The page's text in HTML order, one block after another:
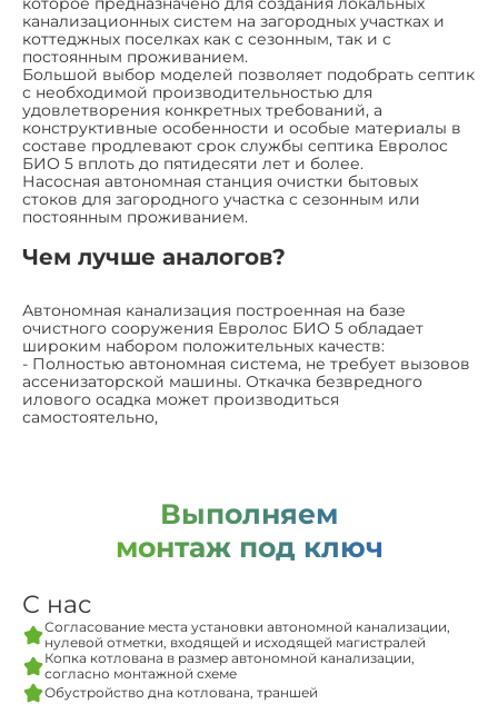
канализационных систем на загородных участках и
коттеджных поселках как с сезонным, так и с
постоянным проживанием.
Большой выбор моделей позволяет подобрать септик
с необходимой производительностью для
удовлетворения конкретных требований, а
конструктивные особенности и особые материалы в
составе продлевают срок службы септика Евролос
БИО 5 вплоть до пятидесяти лет и более.
Насосная автономная станция очистки бытовых
стоков для загородного участка с сезонным или
постоянным проживанием.
Чем лучше аналогов?
Автономная канализация построенная на базе
очистного сооружения Евролос БИО 5 обладает
широким набором положительных качеств:
- Полностью автономная система, не требует вызовов
ассенизаторской машины. Откачка безвредного
илового осадка может производиться
самостоятельно,
Выполняем
монтаж под ключ
С нас
Согласование места установки автономной канализации,
нулевой отметки, входящей и исходящей магистралей
Копка котлована в размер автономной канализации,
согласно монтажной схеме
Обустройство дна котлована, траншей